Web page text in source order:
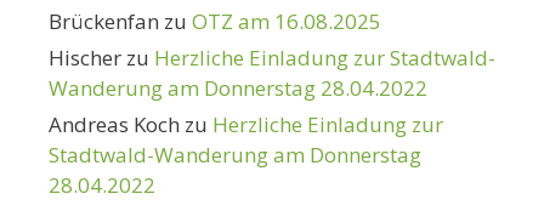
Brückenfan zu OTZ am 16.08.2025
Hischer zu Herzliche Einladung zur Stadtwald-
Wanderung am Donnerstag 28.04.2022
Andreas Koch zu Herzliche Einladung zur
Stadtwald-Wanderung am Donnerstag
28.04.2022